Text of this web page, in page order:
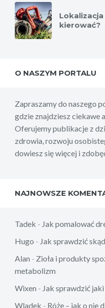
kierować?
O NASZYM PORTALU
Zapraszamy do naszego
gdzie znajdziesz ciekawe
Oferujemy publikacje z
zdrowia, rozwoju
dowiesz się więcej i
NAJNOWSZE
Tadek - Jak pomalować
Hugo - Jak sprawdzić
Alan - Zioła i produkty
metabolizm
Wixen - Jak sprawdzić
Wladek - Róże – jak o nie